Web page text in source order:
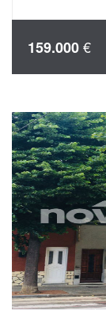
159.000€